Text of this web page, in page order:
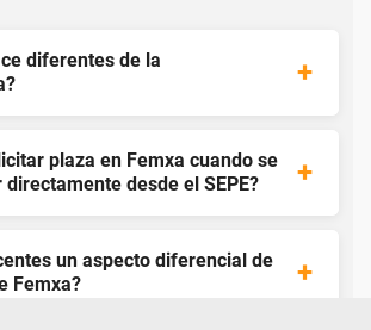
diferentes de la
plaza en Femxa cuando se
desde el SEPE?
un aspecto diferencial de
Femxa?